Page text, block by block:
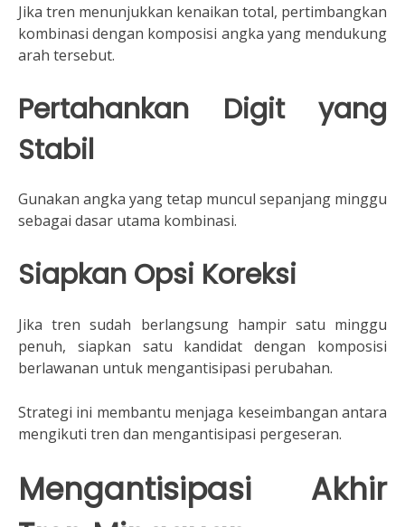
Jika tren menunjukkan kenaikan total, pertimbangkan
kombinasi dengan komposisi angka yang mendukung
arah tersebut.
Pertahankan Digit yang
Stabil
Gunakan angka yang tetap muncul sepanjang minggu
sebagai dasar utama kombinasi.
Siapkan Opsi Koreksi
Jika tren sudah berlangsung hampir satu minggu
penuh, siapkan satu kandidat dengan komposisi
berlawanan untuk mengantisipasi perubahan.
Strategi ini membantu menjaga keseimbangan antara
mengikuti tren dan mengantisipasi pergeseran.
Mengantisipasi Akhir